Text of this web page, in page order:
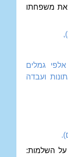
את משפחתו
גמלים
ועבדה
השלמות: